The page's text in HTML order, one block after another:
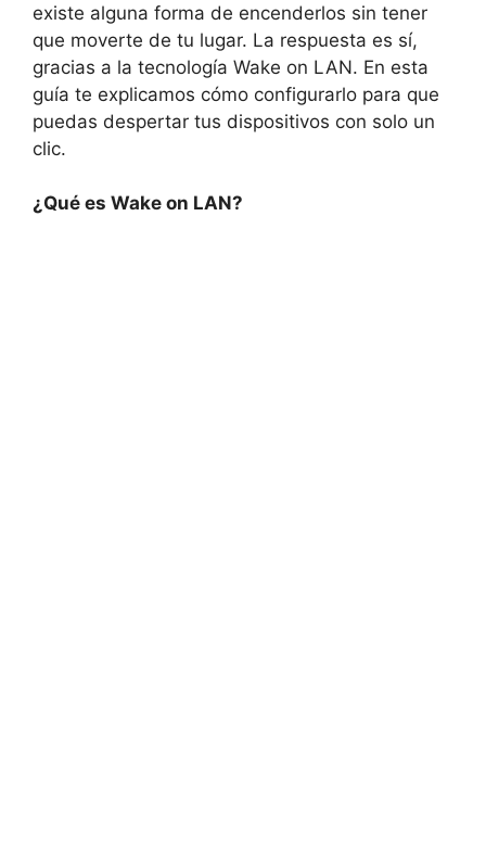
existe alguna forma de encenderlos sin tener
que moverte de tu lugar. La respuesta es sí,
gracias a la tecnología Wake on LAN. En esta
guía te explicamos cómo configurarlo para que
puedas despertar tus dispositivos con solo un
clic.
¿Qué es Wake on LAN?